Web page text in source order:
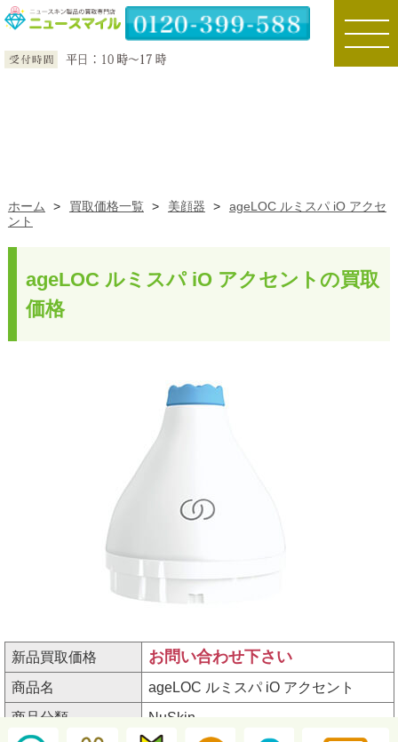
toggle
ホーム > 買取価格一覧 > 美顔器 >
ageLOC ルミスパ iO アクセ
ント
ageLOC ルミスパ iO アクセントの買取
価格
新品買取価格 お問い合わせ下さい
商品名
ageLOC ルミスパ iO アクセント
商品分類
NuSkin